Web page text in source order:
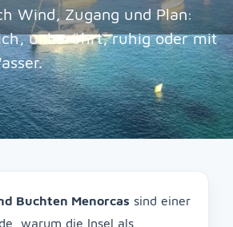
Wind, Zugang und Plan:
unberührt, ruhig oder mit
Buchten Menorcas sind einer
warum die Insel als